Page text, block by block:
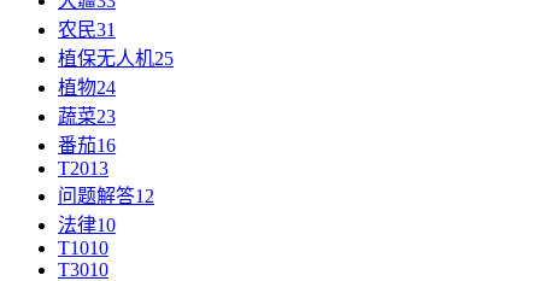
农民31
植保无人机25
植物24
蔬菜23
番茄16
T2013
问题解答12
法律10
T1010
T3010